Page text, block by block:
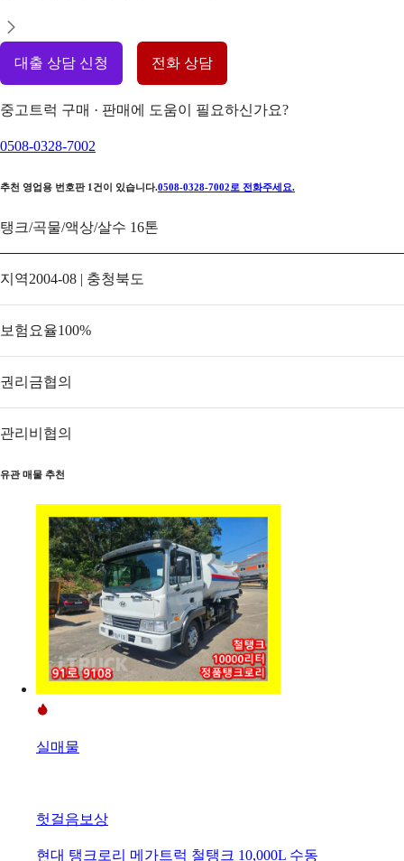
대출 상담 신청 전화 상담
중고트럭 구매 · 판매에 도움이 필요하신가요?
0508-0328-7002
추천 영업용 번호판 1 건이 있습니다.0508-0328-7002 로 전화주세요.
탱크/곡물/액상/살수 16톤
지역2004-08 | 충청북도
보험요율100%
권리금협의
관리비 협의
유관 매물 추천
실매물
헛걸음보상
현대 탱크로리 메가트럭 철탱크 10,000L 수동